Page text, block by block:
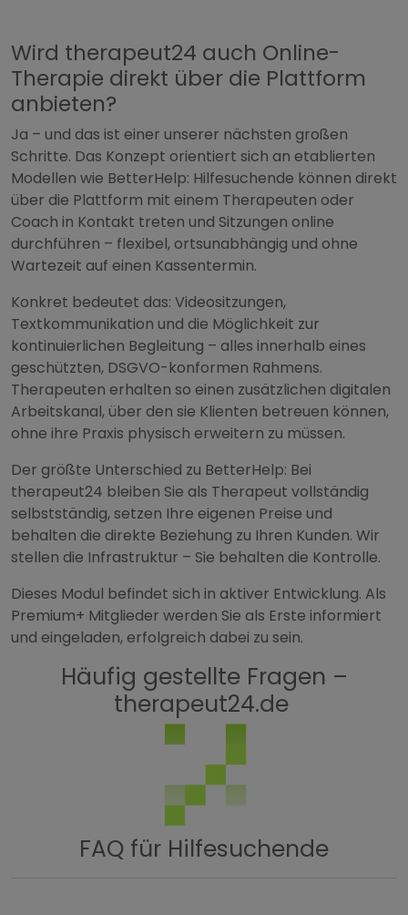
Wird therapeut24 auch Online-
Therapie direkt über die Plattform
anbieten?
Ja – und das ist einer unserer nächsten großen
Schritte. Das Konzept orientiert sich an etablierten
Modellen wie BetterHelp: Hilfesuchende können direkt
über die Plattform mit einem Therapeuten oder
Coach in Kontakt treten und Sitzungen online
durchführen – flexibel, ortsunabhängig und ohne
Wartezeit auf einen Kassentermin.
Konkret bedeutet das: Videositzungen,
Textkommunikation und die Möglichkeit zur
kontinuierlichen Begleitung – alles innerhalb eines
geschützten, DSGVO-konformen Rahmens.
Therapeuten erhalten so einen zusätzlichen digitalen
Arbeitskanal, über den sie Klienten betreuen können,
ohne ihre Praxis physisch erweitern zu müssen.
Der größte Unterschied zu BetterHelp: Bei
therapeut24 bleiben Sie als Therapeut vollständig
selbstständig, setzen Ihre eigenen Preise und
behalten die direkte Beziehung zu Ihren Kunden. Wir
stellen die Infrastruktur – Sie behalten die Kontrolle.
Dieses Modul befindet sich in aktiver Entwicklung. Als
Premium+ Mitglieder werden Sie als Erste informiert
und eingeladen, erfolgreich dabei zu sein.
Häufig gestellte Fragen –
therapeut24.de
FAQ für Hilfesuchende